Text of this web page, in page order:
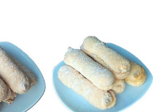
ADAUGĂ ÎN COȘ